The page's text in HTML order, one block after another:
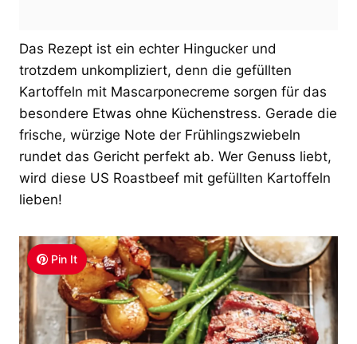
Das Rezept ist ein echter Hingucker und
trotzdem unkompliziert, denn die gefüllten
Kartoffeln mit Mascarponecreme sorgen für das
besondere Etwas ohne Küchenstress. Gerade die
frische, würzige Note der Frühlingszwiebeln
rundet das Gericht perfekt ab. Wer Genuss liebt,
wird diese US Roastbeef mit gefüllten Kartoffeln
lieben!
Pin It